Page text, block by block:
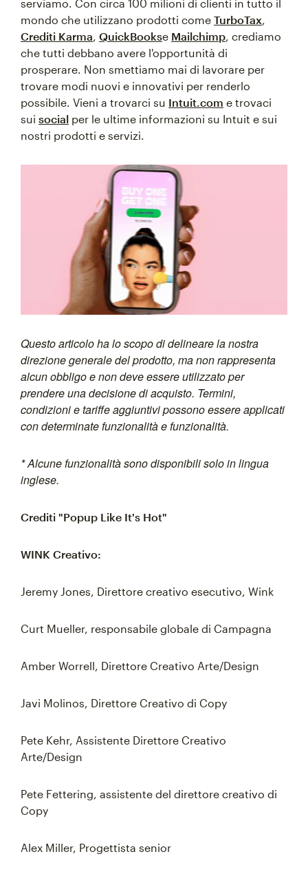
serviamo. Con circa 100 milioni di clienti in tutto il
mondo che utilizzano prodotti come TurboTax,
Crediti Karma, QuickBookse Mailchimp, crediamo
che tutti debbano avere l'opportunità di
prosperare. Non smettiamo mai di lavorare per
trovare modi nuovi e innovativi per renderlo
possibile. Vieni a trovarci su Intuit.com e trovaci
sui social per le ultime informazioni su Intuit e sui
nostri prodotti e servizi.
Questo articolo ha lo scopo di delineare la nostra
direzione generale del prodotto, ma non rappresenta
alcun obbligo e non deve essere utilizzato per
prendere una decisione di acquisto. Termini,
condizioni e tariffe aggiuntivi possono essere applicati
con determinate funzionalità e funzionalità.
* Alcune funzionalità sono disponibili solo in lingua
inglese.
Crediti "Popup Like It's Hot"
WINK Creativo:
Jeremy Jones, Direttore creativo esecutivo, Wink
Curt Mueller, responsabile globale di Campagna
Amber Worrell, Direttore Creativo Arte/Design
Javi Molinos, Direttore Creativo di Copy
Pete Kehr, Assistente Direttore Creativo
Arte/Design
Pete Fettering, assistente del direttore creativo di
Copy
Alex Miller, Progettista senior